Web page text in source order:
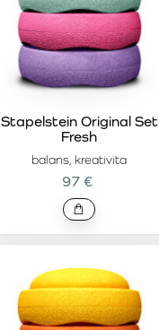
balans, kreativita
Stapelstein Original Set
Fresh
97 €